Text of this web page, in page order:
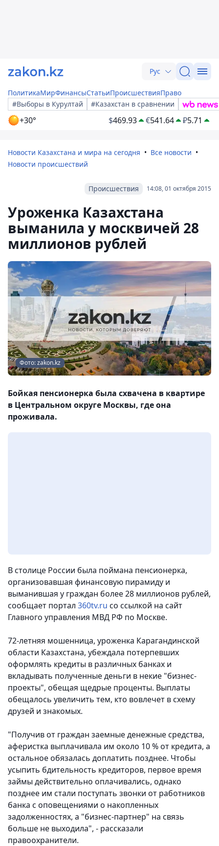
Рус
ПолитикаМирФинансыСтатьиПроисшествияПраво
#Выборы в Курултай
#Казахстан в сравнении
+30° $469.93 €541.64 ₽5.71
Новости Казахстана и мира на сегодня
Все новости
Новости происшествий
14:08, 01 октября 2015
Происшествия
Уроженка Казахстана
выманила у москвичей 28
миллионов рублей
Фото: zakon.kz
Бойкая пенсионерка была схвачена в квартире
в Центральном округе Москвы, где она
проживала.
В столице России была поймана пенсионерка,
организовавшая финансовую пирамиду и
выманившая у граждан более 28 миллионов рублей,
сообщает портал 360tv.ru со ссылкой на сайт
Главного управления МВД РФ по Москве.
72-летняя мошенница, уроженка Карагандинской
области Казахстана, убеждала потерпевших
оформлять кредиты в различных банках и
вкладывать полученные деньги в некие "бизнес-
проекты", обещая щедрые проценты. Выплаты
обещалось увеличить тем, кто вовлечет в схему
друзей и знакомых.
"Получив от граждан заемные денежные средства,
аферистка выплачивала им около 10 % от кредита, а
остальное обязалась доплатить позднее. Чтобы
усыпить бдительность кредиторов, первое время
займы действительно оплачивались, однако
позднее им стали поступать звонки от работников
банка с оповещениями о накопленных
задолженностях, а "бизнес-партнер" на связь
больше не выходила", - рассказали
правоохранители.